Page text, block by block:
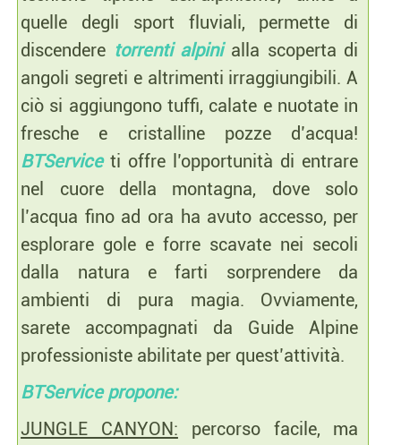
quelle degli sport fluviali, permette di
discendere torrenti alpini alla scoperta di
angoli segreti e altrimenti irraggiungibili. A
ciò si aggiungono tuffi, calate e nuotate in
fresche e cristalline pozze d’acqua!
BTServiceti offre l’opportunità di entrare
nel cuore della montagna, dove solo
l’acqua fino ad ora ha avuto accesso, per
esplorare gole e forre scavate nei secoli
dalla natura e farti sorprendere da
ambienti di pura magia. Ovviamente,
sarete accompagnati da Guide Alpine
professioniste abilitate per quest’attività.
BTService propone:
JUNGLE CANYON: percorso facile, ma